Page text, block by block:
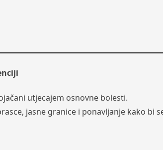
utjecajem osnovne bolesti.
jasne granice i ponavljanje kako bi